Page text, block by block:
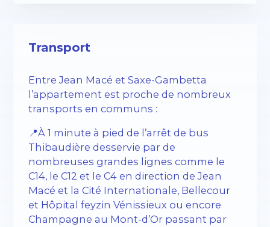
Transport
Entre Jean Macé et Saxe-Gambetta
l’appartement est proche de nombreux
transports en communs :
📍À 1 minute à pied de l’arrêt de bus
Thibaudière desservie par de
nombreuses grandes lignes comme le
C14, le C12 et le C4 en direction de Jean
Macé et la Cité Internationale, Bellecour
et Hôpital feyzin Vénissieux ou encore
Champagne au Mont-d’Or passant par